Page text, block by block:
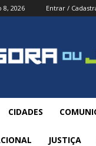
8, 2026 Entrar /
CIDADES
JUSTIÇA